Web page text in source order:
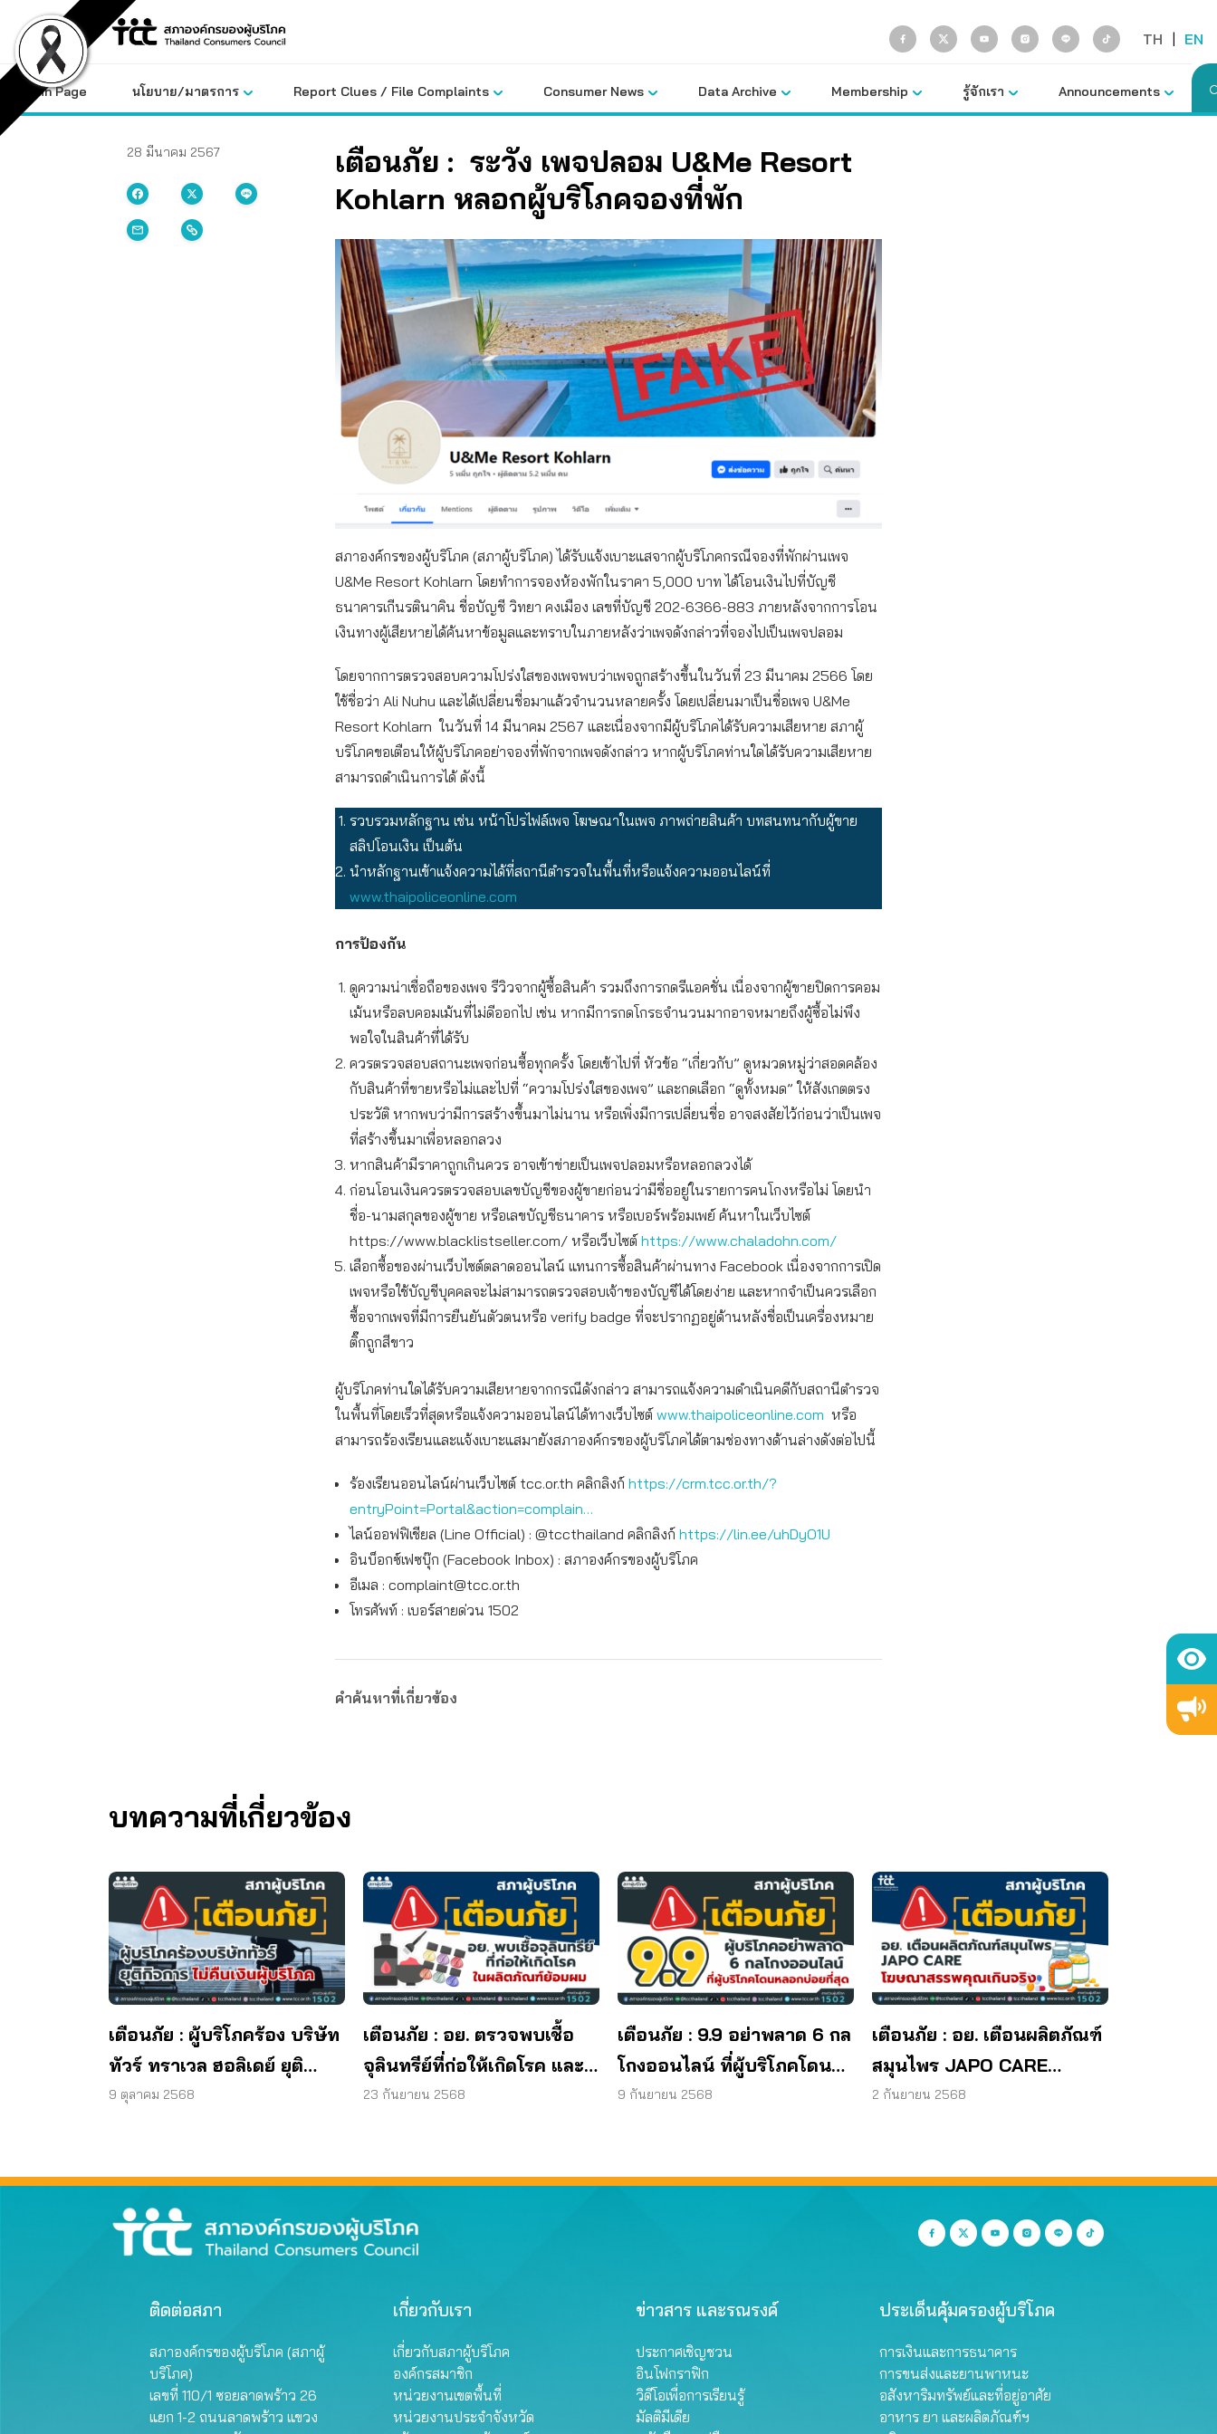
content
TH | EN
Main Page นโยบาย/มาตรการ Report Clues / File Complaints Consumer News Data Archive Membership รู้จักเรา Announcements
28 มีนาคม 2567
เตือนภัย : ระวัง เพจปลอม U&Me Resort
Kohlarn หลอกผู้บริโภคจองที่พัก
สภาองค์กรของผู้บริโภค (สภาผู้บริโภค) ได้รับแจ้งเบาะแสจากผู้บริโภคกรณีจองที่พักผ่านเพจ
U&Me Resort Kohlarn โดยทำการจองห้องพักในราคา 5,000 บาท ได้โอนเงินไปที่บัญชี
ธนาคารเกีนรตินาคิน ชื่อบัญชี วิทยา คงเมือง เลขที่บัญชี 202-6366-883 ภายหลังจากการโอน
เงินทางผู้เสียหายได้ค้นหาข้อมูลและทราบในภายหลังว่าเพจดังกล่าวที่จองไปเป็นเพจปลอม
โดยจากการตรวจสอบความโปร่งใสของเพจพบว่าเพจถูกสร้างขึ้นในวันที่ 23 มีนาคม 2566 โดย
ใช้ชื่อว่า Ali Nuhu และได้เปลี่ยนชื่อมาแล้วจำนวนหลายครั้ง โดยเปลี่ยนมาเป็นชื่อเพจ U&Me
Resort Kohlarn ในวันที่ 14 มีนาคม 2567 และเนื่องจากมีผู้บริโภคได้รับความเสียหาย สภาผู้
บริโภคขอเตือนให้ผู้บริโภคอย่าจองที่พักจากเพจดังกล่าว หากผู้บริโภคท่านใดได้รับความเสียหาย
สามารถดำเนินการได้ ดังนี้
รวบรวมหลักฐาน เช่น หน้าโปรไฟล์เพจ โฆษณาในเพจ ภาพถ่ายสินค้า บทสนทนากับผู้ขาย
สลิปโอนเงิน เป็นต้น
นำหลักฐานเข้าแจ้งความได้ที่สถานีตำรวจในพื้นที่หรือแจ้งความออนไลน์ที่
www.thaipoliceonline.com
การป้องกัน
ดูความน่าเชื่อถือของเพจ รีวิวจากผู้ซื้อสินค้า รวมถึงการกดรีแอคชั่น เนื่องจากผู้ขายปิดการคอม
เม้นหรือลบคอมเม้นที่ไม่ดีออกไป เช่น หากมีการกดโกรธจำนวนมากอาจหมายถึงผู้ซื้อไม่พึง
พอใจในสินค้าที่ได้รับ
ควรตรวจสอบสถานะเพจก่อนซื้อทุกครั้ง โดยเข้าไปที่ หัวข้อ “เกี่ยวกับ” ดูหมวดหมู่ว่าสอดคล้อง
กับสินค้าที่ขายหรือไม่และไปที่ “ความโปร่งใสของเพจ” และกดเลือก “ดูทั้งหมด” ให้สังเกตตรง
ประวัติ หากพบว่ามีการสร้างขึ้นมาไม่นาน หรือเพิ่งมีการเปลี่ยนชื่อ อาจสงสัยไว้ก่อนว่าเป็นเพจ
ที่สร้างขึ้นมาเพื่อหลอกลวง
หากสินค้ามีราคาถูกเกินควร อาจเข้าข่ายเป็นเพจปลอมหรือหลอกลวงได้
ก่อนโอนเงินควรตรวจสอบเลขบัญชีของผู้ขายก่อนว่ามีชื่ออยู่ในรายการคนโกงหรือไม่ โดยนำ
ชื่อ-นามสกุลของผู้ขาย หรือเลขบัญชีธนาคาร หรือเบอร์พร้อมเพย์ ค้นหาในเว็บไซต์
https://www.blacklistseller.com/ หรือเว็บไซต์ https://www.chaladohn.com/
เลือกซื้อของผ่านเว็บไซต์ตลาดออนไลน์ แทนการซื้อสินค้าผ่านทาง Facebook เนื่องจากการเปิด
เพจหรือใช้บัญชีบุคคลจะไม่สามารถตรวจสอบเจ้าของบัญชีได้โดยง่าย และหากจำเป็นควรเลือก
ซื้อจากเพจที่มีการยืนยันตัวตนหรือ verify badge ที่จะปรากฏอยู่ด้านหลังชื่อเป็นเครื่องหมาย
ติ๊กถูกสีขาว
ผู้บริโภคท่านใดได้รับความเสียหายจากกรณีดังกล่าว สามารถแจ้งความดำเนินคดีกับสถานีตำรวจ
ในพื้นที่โดยเร็วที่สุดหรือแจ้งความออนไลน์ได้ทางเว็บไซต์ www.thaipoliceonline.com หรือ
สามารถร้องเรียนและแจ้งเบาะแสมายังสภาองค์กรของผู้บริโภคได้ตามช่องทางด้านล่างดังต่อไปนี้
ร้องเรียนออนไลน์ผ่านเว็บไซต์ tcc.or.th คลิกลิงก์ https://crm.tcc.or.th/?
entryPoint=Portal&action=complain…
ไลน์ออฟฟิเชียล (Line Official) : @tccthailand คลิกลิงก์ https://lin.ee/uhDyO1U
อินบ็อกซ์เฟซบุ๊ก (Facebook Inbox) : สภาองค์กรของผู้บริโภค
อีเมล : complaint@tcc.or.th
โทรศัพท์ : เบอร์สายด่วน 1502
คำค้นหาที่เกี่ยวข้อง
บทความที่เกี่ยวข้อง
เตือนภัย : ผู้บริโภคร้อง บริษัท
ทัวร์ ทราเวล ฮอลิเดย์ ยุติ
กิจการ ไม่คืนเงินผู้บริโภค
9 ตุลาคม 2568
เตือนภัย : อย. ตรวจพบเชื้อ
จุลินทรีย์ที่ก่อให้เกิดโรค และ
พบแบคทีเรีย ยีสต์ และรา เกิน
23 กันยายน 2568
เตือนภัย : 9.9 อย่าพลาด 6 กล
โกงออนไลน์ ที่ผู้บริโภคโดน
หลอกบ่อยที่สุด
9 กันยายน 2568
เตือนภัย : อย. เตือนผลิตภัณฑ์
สมุนไพร JAPO CARE
โฆษณาสรรพคุณเกินจริง
2 กันยายน 2568
ติดต่อสภา
สภาองค์กรของผู้บริโภค (สภาผู้
บริโภค)
เลขที่ 110/1 ซอยลาดพร้าว 26
แยก 1-2 ถนนลาดพร้าว แขวง
เกี่ยวกับเรา
เกี่ยวกับสภาผู้บริโภค
องค์กรสมาชิก
หน่วยงานเขตพื้นที่
หน่วยงานประจำจังหวัด
ข่าวสาร และรณรงค์
ประกาศเชิญชวน
อินโฟกราฟิก
วิดีโอเพื่อการเรียนรู้
มัลติมีเดีย
ประเด็นคุ้มครองผู้บริโภค
การเงินและการธนาคาร
การขนส่งและยานพาหนะ
อสังหาริมทรัพย์และที่อยู่อาศัย
อาหาร ยา และผลิตภัณฑ์ฯ